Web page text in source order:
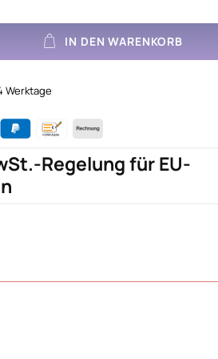
IN DEN WARENKORB
Werktage
Regelung für EU-